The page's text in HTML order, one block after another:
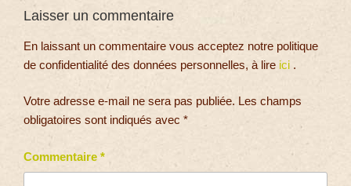
Laisser un commentaire
En laissant un commentaire vous acceptez notre politique
de confidentialité des données personnelles, à lire ici .
Votre adresse e-mail ne sera pas publiée. Les champs
obligatoires sont indiqués avec *
Commentaire *